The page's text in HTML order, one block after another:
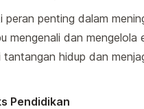
peran penting dalam
mengenali dan mengelola
hidup dan
Pendidikan